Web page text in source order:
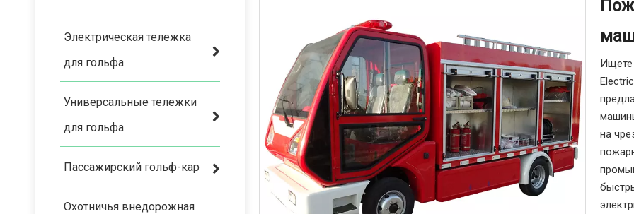
Электрическая тележка
для гольфа
Универсальные тележки
для гольфа
Пассажирский гольф-кар
Охотничья внедорожная
на